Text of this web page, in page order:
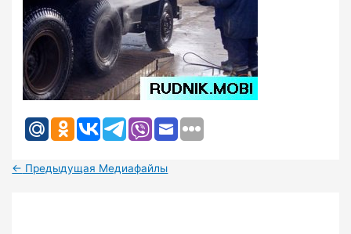
← Предыдущая Медиафайлы